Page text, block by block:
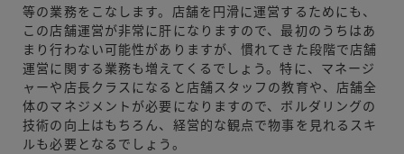
等の業務をこなします。店舗を円滑に運営するためにも、
この店舗運営が非常に肝になりますので、最初のうちはあ
まり行わない可能性がありますが、慣れてきた段階で店舗
運営に関する業務も増えてくるでしょう。特に、マネージ
ャーや店長クラスになると店舗スタッフの教育や、店舗全
体のマネジメントが必要になりますので、ボルダリングの
技術の向上はもちろん、経営的な観点で物事を見れるスキ
ルも必要となるでしょう。